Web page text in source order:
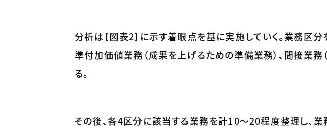
分析は【図表2】に示す着眼点を基に実施していく。業務区分
準付加価値業務（成果を上げるための準備業務）、間接業
る。
その後、各4区分に該当する業務を計10～20程度整理し、業